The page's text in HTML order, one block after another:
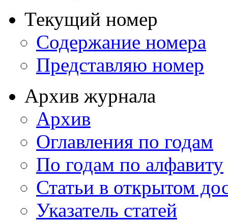
Текущий номер
Содержание номера
Представляю номер
Архив журнала
Архив
Оглавления по годам
По годам по алфавиту
Статьи в открытом
Указатель статей